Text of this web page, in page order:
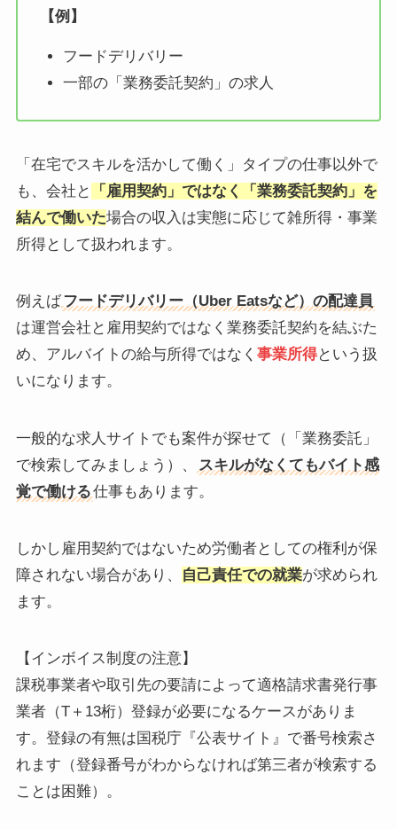
【例】
フードデリバリー
一部の「業務委託契約」の求人
「在宅でスキルを活かして働く」タイプの仕事以外で
も、会社と
「雇用契約」ではなく「業務委託契約」を
結んで働いた場合の収入は実態に応じて雑所得・事業
所得として扱われます。
例えばフードデリバリー（Uber Eatsなど）の配達員
は運営会社と雇用契約ではなく業務委託契約を結ぶた
め、アルバイトの給与所得ではなく 事業所得という扱
いになります。
一般的な求人サイトでも案件が探せて（「業務委託」
で検索してみましょう）、
スキルがなくてもバイト感
覚で働ける仕事もあります。
しかし雇用契約ではないため労働者としての権利が保
障されない場合があり、
自己責任での就業が求められ
ます。
【インボイス制度の注意】
課税事業者や取引先の要請によって適格請求書発行事
業者（T＋13桁）登録が必要になるケースがありま
す。登録の有無は国税庁『公表サイト』で番号検索さ
れます（登録番号がわからなければ第三者が検索する
ことは困難）。